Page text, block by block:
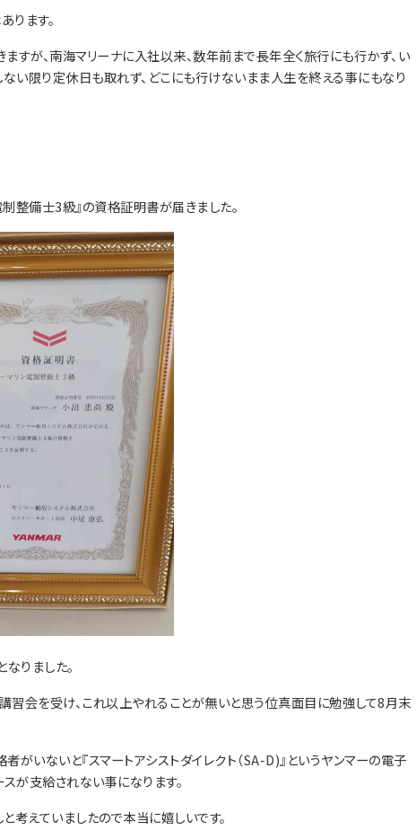
ます。
が、南海マリーナに入社以来、数年前まで長年全く旅行にも行かず、い
い限り定休日も取れず、どこにも行けないまま人生を終える事にもなり
整備士3級』の資格証明書が届きました。
りました。
会を受け、これ以上やれることが無いと思う位真面目に勉強して8月末
いないと『スマートアシストダイレクト（SA-D)』というヤンマーの電子
が支給されない事になります。
えていましたので本当に嬉しいです。